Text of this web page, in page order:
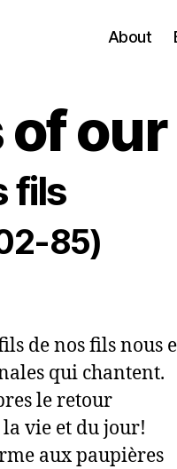
About
of
fils
85)
de nos fils nous
qui chantent.
le retour
la vie et du jour!
aux paupières